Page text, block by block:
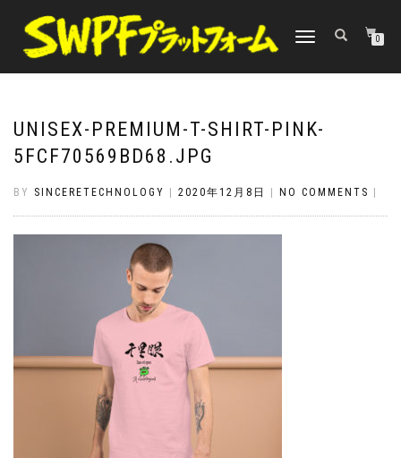
TOGGLE
0
UNISEX-PREMIUM-T-SHIRT-PINK-
5FCF70569BD68.JPG
BY SINCERETECHNOLOGY 2020年12月8日 NO COMMENTS